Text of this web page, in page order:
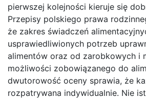
pierwszej kolejności kieruje się
Przepisy polskiego prawa
że zakres świadczeń
usprawiedliwionych potrzeb
alimentów oraz od zarobkowych i
możliwości zobowiązanego do
dwutorowość oceny sprawia, że
rozpatrywana indywidualnie. Nie